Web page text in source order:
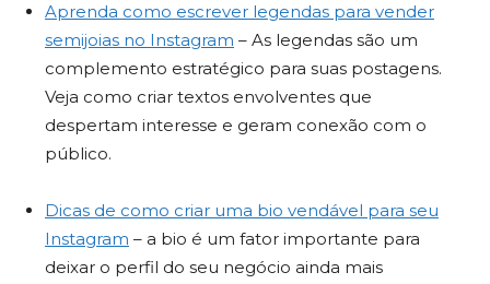
Aprenda como escrever legendas para vender
semijoias no Instagram – As legendas são um
complemento estratégico para suas postagens.
Veja como criar textos envolventes que
despertam interesse e geram conexão com o
público.
Dicas de como criar uma bio vendável para seu
Instagram – a bio é um fator importante para
deixar o perfil do seu negócio ainda mais